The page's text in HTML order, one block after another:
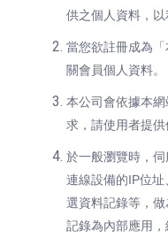
供之個人資料，以
當您欲註冊成為
關會員個人資料。
本公司會依據本
求，請使用者提供
於一般瀏覽時，
連線設備的IP位
選資料記錄等，
記錄為內部應用，